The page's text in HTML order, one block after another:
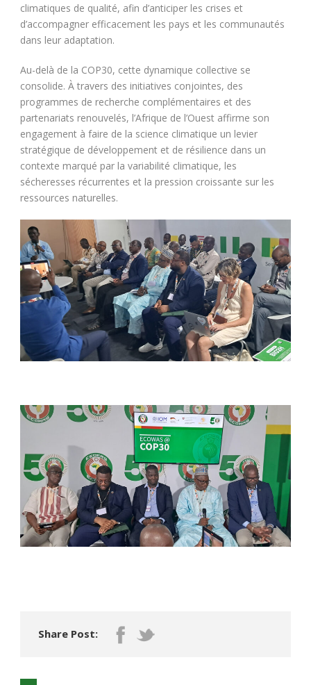
climatiques de qualité, afin d’anticiper les crises et
d’accompagner efficacement les pays et les communautés
dans leur adaptation.
Au-delà de la COP30, cette dynamique collective se
consolide. À travers des initiatives conjointes, des
programmes de recherche complémentaires et des
partenariats renouvelés, l’Afrique de l’Ouest affirme son
engagement à faire de la science climatique un levier
stratégique de développement et de résilience dans un
contexte marqué par la variabilité climatique, les
sécheresses récurrentes et la pression croissante sur les
ressources naturelles.
Share Post: